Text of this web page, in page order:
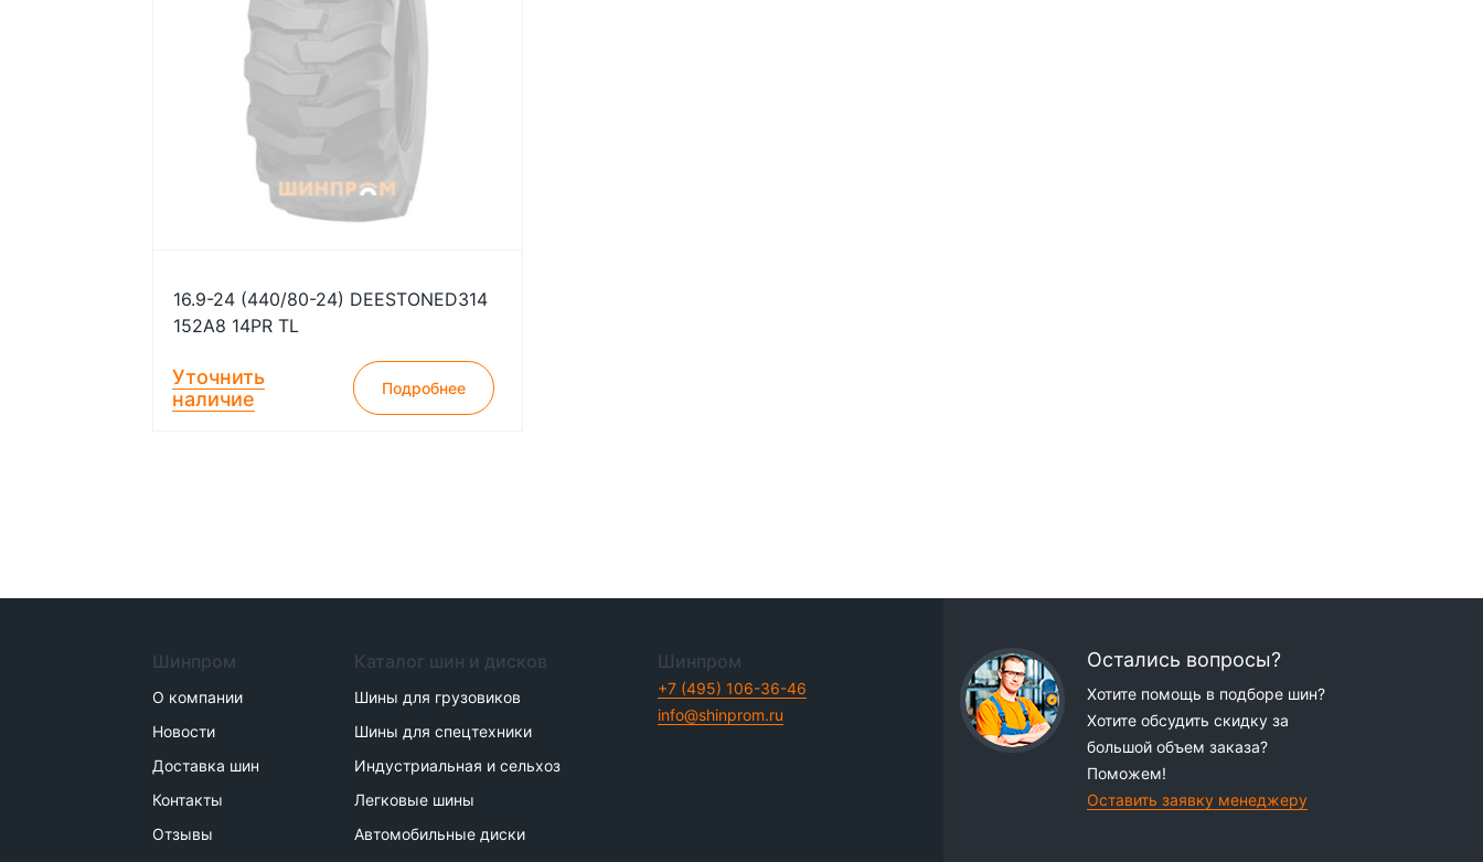
16.9-24 (440/80-24) DEESTONED314
152A8 14PR TL
Уточнить
наличие
Подробнее
Шинпром
О компании
Новости
Доставка шин
Контакты
Отзывы
Каталог шин и дисков
Шины для грузовиков
Шины для спецтехники
Индустриальная и сельхоз
Легковые шины
Автомобильные диски
Шинпром
+7 (495) 106-36-46
info@shinprom.ru
Остались вопросы?
Хотите помощь в подборе шин?
Хотите обсудить скидку за
большой объем заказа?
Поможем!
Оставить заявку менеджеру